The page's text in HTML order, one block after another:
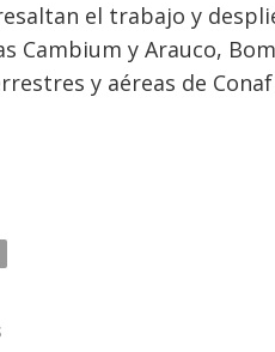
el trabajo y
Cambium y Arauco,
y aéreas de